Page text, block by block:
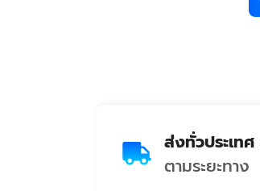
ส่งทั่วประเทศ
ตามระยะทาง